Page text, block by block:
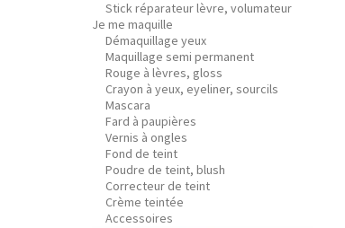
Stick réparateur lèvre, volumateur
Je me maquille
Démaquillage yeux
Maquillage semi permanent
Rouge à lèvres, gloss
Crayon à yeux, eyeliner, sourcils
Mascara
Fard à paupières
Vernis à ongles
Fond de teint
Poudre de teint, blush
Correcteur de teint
Crème teintée
Accessoires